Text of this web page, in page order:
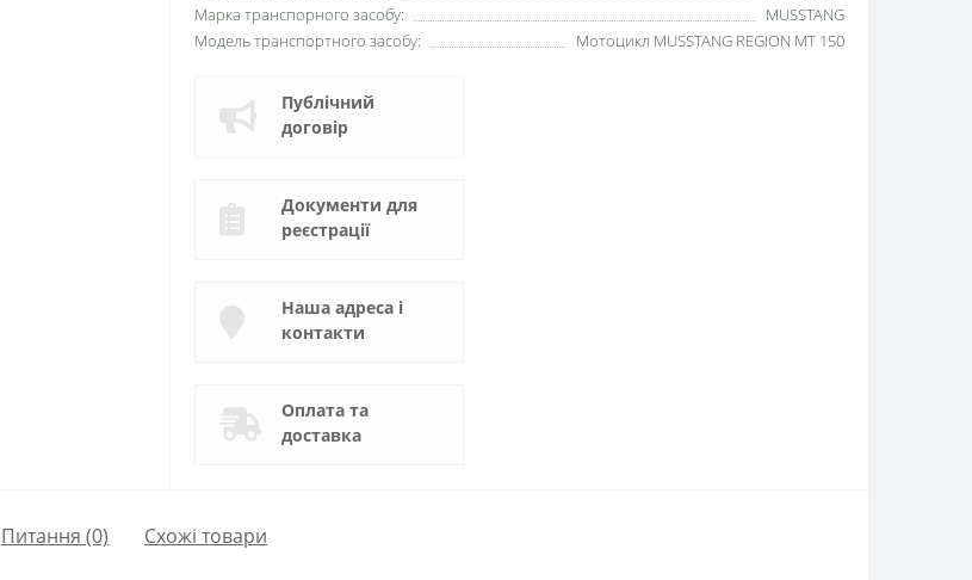
Марка транспорного засобу:
MUSSTANG
Модель транспортного засобу:
Мотоцикл MUSSTANG REGION MT 150
Публічний
договір
Документи для
реєстрації
Наша адреса і
контакти
Оплата та
доставка
Питання (0) Схожі товари